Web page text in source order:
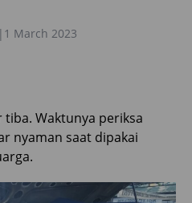
| 1 March 2023
tiba. Waktunya periksa
nyaman saat dipakai